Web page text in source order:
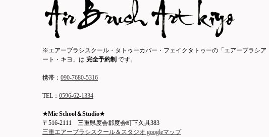
※エアーブラシスクール・タトゥーカバー・フェイクタトゥーの「エアーブラシア
ート・キヨ」は 完全予約制 です。
携帯： 090-7680-5316
TEL： 0596-62-1334
★Mie School＆Studio★
〒516-2111 三重県度会郡度会町下久具383
三重エアーブラシスクール＆スタジオ googleマップ